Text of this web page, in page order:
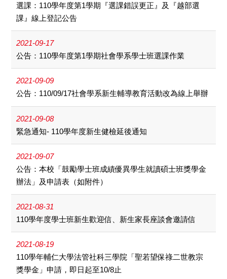
選課：110學年度第1學期『選課錯誤更正』及『越部選
課』線上登記公告
2021-09-17
公告：110學年度第1學期社會學系學士班選課作業
2021-09-09
公告：110/09/17社會學系新生輔導教育活動改為線上舉辦
2021-09-08
緊急通知- 110學年度新生健檢延後通知
2021-09-07
公告：本校「鼓勵學士班成績優異學生就讀碩士班獎學金
辦法」及申請表（如附件）
2021-08-31
110學年度學士班新生歡迎信、新生家長座談會邀請信
2021-08-19
110學年輔仁大學法管社科三學院「聖若望保祿二世教宗
獎學金」申請，即日起至10/8止